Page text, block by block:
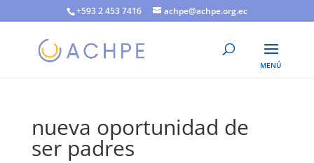
+593 2 453 7416 achpe@achpe.org.ec
nueva oportunidad de
ser padres